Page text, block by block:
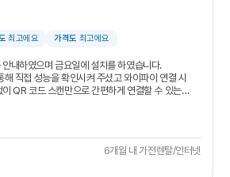
최고에요 가격도 최고에요
내하였으며 금요일에 설치를 하였습니다.
성능을 확인시켜 주셨고 와이파이 연결 시
QR 코드 스캔만으로 간편하게 연결할 수 있는
고 OTT(넷플릭스, 디즈니+ 등) 이용의 편리함이
니다.
6개월 내 가전렌탈/인터넷